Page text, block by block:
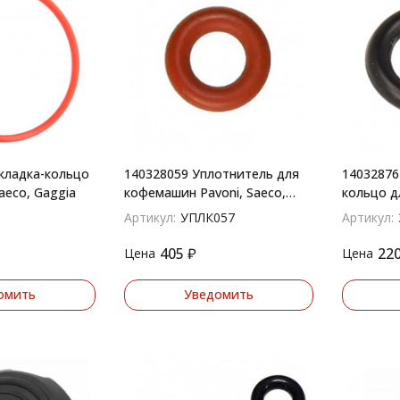
кольцо
Gaggia
140328059 Уплотнитель для
кофемашин Pavoni, Saeco,
Marzocco УПЛК057
Артикул: УПЛК057
Цена 405 ₽
Уведомить
кольцо
Saeco
Артикул:
Цена